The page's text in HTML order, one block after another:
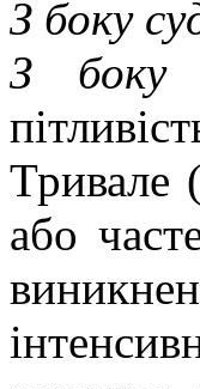
З боку
З боку
Тривале
або